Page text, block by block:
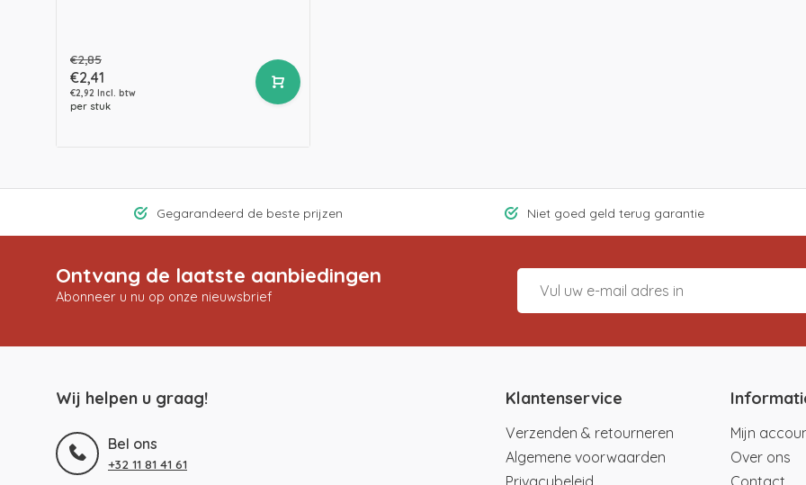
€2,85
€2,41
€2,92 Incl. btw
per stuk
Gegarandeerd de beste prijzen Niet goed geld terug garantie
Ontvang de laatste aanbiedingen
Abonneer u nu op onze nieuwsbrief
Wij helpen u graag!
Bel ons
+32 11 81 41 61
Klantenservice
Verzenden & retourneren
Algemene voorwaarden
Privacybeleid
Mijn
Over ons
Contact